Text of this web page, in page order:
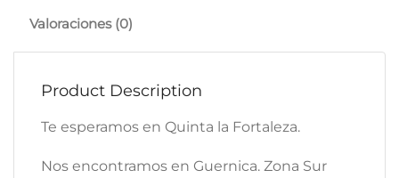
Valoraciones (0)
Product Description
Te esperamos en Quinta la Fortaleza.
Nos encontramos en Guernica. Zona Sur